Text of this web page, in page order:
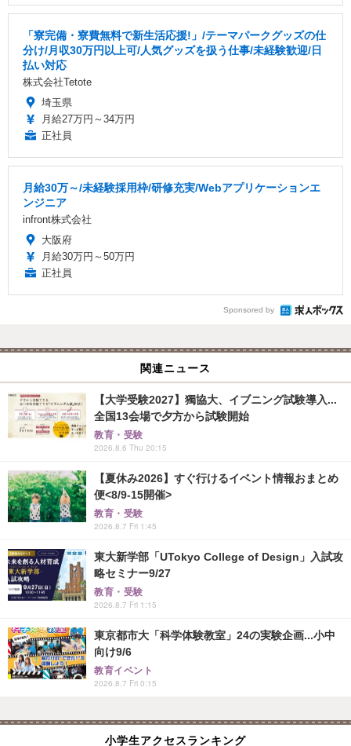
「寮完備・寮費無料で新生活応援!」/テーマパークグッズの仕
分け/月収30万円以上可/人気グッズを扱う仕事/未経験歓迎/日
払い対応
株式会社Tetote
埼玉県
月給27万円～34万円
正社員
月給30万～/未経験採用枠/研修充実/Webアプリケーションエ
ンジニア
infront株式会社
大阪府
月給30万円～50万円
正社員
Sponsored by
関連ニュース
【大学受験2027】獨協大、イブニング試験導入...
全国13会場で夕方から試験開始
教育・受験
2026.8.6 Thu 20:15
【夏休み2026】すぐ行けるイベント情報おまとめ
便<8/9-15開催>
教育・受験
2026.8.7 Fri 1:45
東大新学部「UTokyo College of Design」入試攻
略セミナー9/27
教育・受験
2026.8.7 Fri 1:15
東京都市大「科学体験教室」24の実験企画...小中
向け9/6
教育イベント
2026.8.7 Fri 0:15
小学生アクセスランキング